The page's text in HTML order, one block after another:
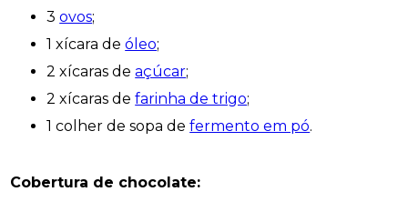
3ovos;
1 xícara deóleo;
2 xícaras deaçúcar;
2 xícaras defarinha de trigo;
1 colher de sopa defermento em pó.
Cobertura de chocolate: